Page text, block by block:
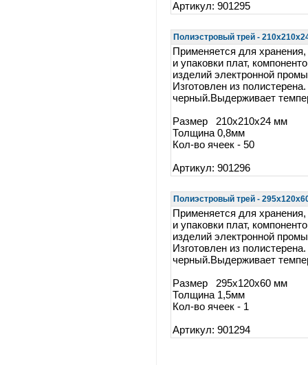
Артикул: 901295
Полиэстровый трей -
Применяется для хранения,
и упаковки плат,
изделий электронной
Изготовлен из
черный.Выдерживает
Размер 210x210x24 мм
Толщина 0,8мм
Кол-во ячеек - 50
Артикул: 901296
Полиэстровый трей -
Применяется для хранения,
и упаковки плат,
изделий электронной
Изготовлен из
черный.Выдерживает
Размер 295x120x60 мм
Толщина 1,5мм
Кол-во ячеек - 1
Артикул: 901294